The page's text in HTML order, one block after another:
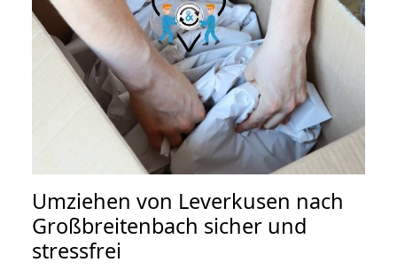
Umziehen von Leverkusen nach
Großbreitenbach sicher und
stressfrei